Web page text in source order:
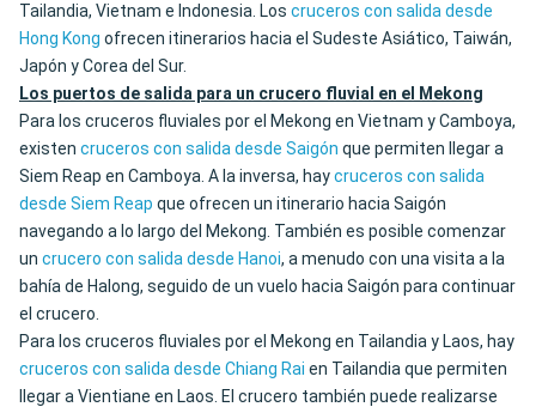
Tailandia, Vietnam e Indonesia. Los cruceros con salida desde
Hong Kong ofrecen itinerarios hacia el Sudeste Asiático, Taiwán,
Japón y Corea del Sur.
Los puertos de salida para un crucero fluvial en el Mekong
Para los cruceros fluviales por el Mekong en Vietnam y Camboya,
existen cruceros con salida desde Saigón que permiten llegar a
Siem Reap en Camboya. A la inversa, haycruceros con salida
desde Siem Reap que ofrecen un itinerario hacia Saigón
navegando a lo largo del Mekong. También es posible comenzar
un crucero con salida desde Hanoi, a menudo con una visita a la
bahía de Halong, seguido de un vuelo hacia Saigón para continuar
el crucero.
Para los cruceros fluviales por el Mekong en Tailandia y Laos, hay
cruceros con salida desde Chiang Rai en Tailandia que permiten
llegar a Vientiane en Laos. El crucero también puede realizarse